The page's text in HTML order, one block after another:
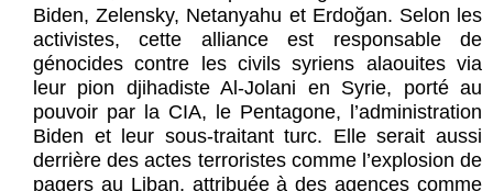
Biden, Zelensky, Netanyahu et Erdoğan. Selon les
activistes, cette alliance est responsable de
génocides contre les civils syriens alaouites via
leur pion djihadiste Al-Jolani en Syrie, porté au
pouvoir par la CIA, le Pentagone, l’administration
Biden et leur sous-traitant turc. Elle serait aussi
derrière des actes terroristes comme l’explosion de
pagers au Liban, attribuée à des agences comme